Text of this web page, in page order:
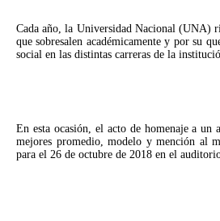
Cada año, la Universidad Nacional (UNA)
que sobresalen académicamente y por su
social en las distintas carreras de la
En esta ocasión, el acto de homenaje a un
mejores promedio, modelo y mención al
para el 26 de octubre de 2018 en el